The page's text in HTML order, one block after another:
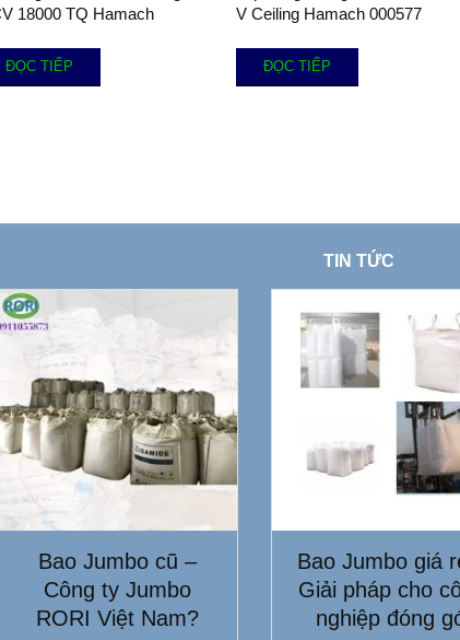
18000 TQ Hamach
ĐỌC TIẾP
V Ceiling Hamach 000577
ĐỌC TIẾP
TIN TỨC
Bao Jumbo cũ –
Công ty Jumbo
RORI Việt Nam?
Bao Jumbo giá
Giải pháp cho
nghiệp đóng